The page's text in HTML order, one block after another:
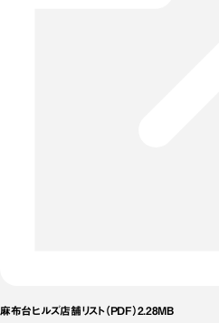
麻布台ヒルズ店舗リスト（PDF）2.28MB